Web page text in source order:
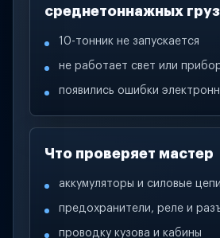
среднетоннажных
10-тонник не запускается
не работает свет или
появились ошибки
Что проверяет мастер
аккумуляторы и силовые цепи
предохранители, реле и
проводку кузова и кабины